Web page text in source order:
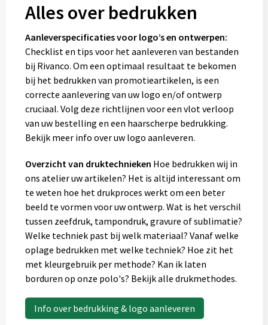
Alles over bedrukken
Aanleverspecificaties voor logo’s en ontwerpen:
Checklist en tips voor het aanleveren van bestanden
bij Rivanco. Om een optimaal resultaat te bekomen
bij het bedrukken van promotieartikelen, is een
correcte aanlevering van uw logo en/of ontwerp
cruciaal. Volg deze richtlijnen voor een vlot verloop
van uw bestelling en een haarscherpe bedrukking.
Bekijk meer info over uw logo aanleveren.
Overzicht van druktechnieken Hoe bedrukken wij in
ons atelier uw artikelen? Het is altijd interessant om
te weten hoe het drukproces werkt om een beter
beeld te vormen voor uw ontwerp. Wat is het verschil
tussen zeefdruk, tampondruk, gravure of sublimatie?
Welke techniek past bij welk materiaal? Vanaf welke
oplage bedrukken met welke techniek? Hoe zit het
met kleurgebruik per methode? Kan ik laten
borduren op onze polo's? Bekijk alle drukmethodes.
Info over bedrukking & logo aanleveren